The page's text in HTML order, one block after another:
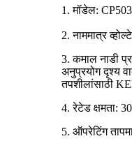
1. मॉडेल:
2. नाममात्र
3. कमाल नाडी
अनुप्रयोग दृश्य
तपशीलांसाठी
4. रेटेड क्षमता:
5. ऑपरेटिंग